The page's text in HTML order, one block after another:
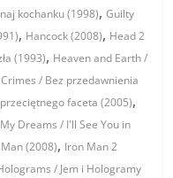
kochanku (1998),Guilty
, Hancock (2008), Head 2
(1993), Heaven and Earth /
/ Bez przedawnienia
faceta (2005),
Dreams / I'll See You in
(2008), Iron Man 2
/ Jem i Hologramy